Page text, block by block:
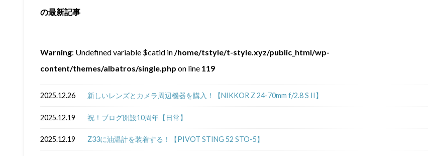
の最新記事
Warning: Undefined variable $catid in/home/tstyle/t-style.xyz/public_html/wp-
content/themes/albatros/single.php on line 119
2025.12.26 新しいレンズとカメラ周辺機器を購入！【NIKKOR Z 24-70mm f/2.8 S II】
2025.12.19 祝！ブログ開設10周年【日常】
2025.12.19 Z33に油温計を装着する！【PIVOT STING 52 STO-5】